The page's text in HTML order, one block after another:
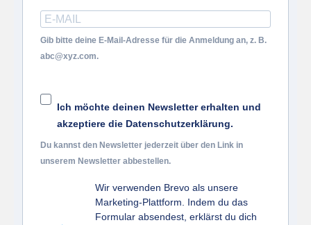
Gib bitte deine E-Mail-Adresse für die Anmeldung an, z. B.
abc@xyz.com.
Ich möchte deinen Newsletter erhalten und
akzeptiere die Datenschutzerklärung.
Du kannst den Newsletter jederzeit über den Link in
unserem Newsletter abbestellen.
Wir verwenden Brevo als unsere
Marketing-Plattform. Indem du das
Formular absendest, erklärst du dich